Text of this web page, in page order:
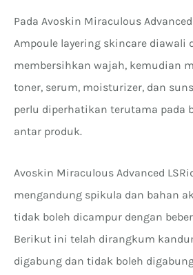
Pada Avoskin Miraculous
Ampoule layering skincare diawali
membersihkan wajah, kemudian
toner, serum, moisturizer, dan
perlu diperhatikan terutama pada
antar produk.
Avoskin Miraculous Advanced
mengandung spikula dan bahan
tidak boleh dicampur dengan
Berikut ini telah dirangkum
digabung dan tidak boleh